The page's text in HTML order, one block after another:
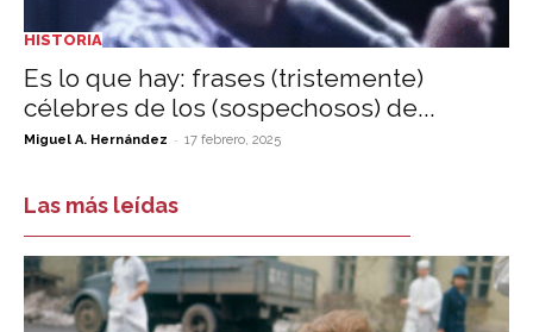
HISTORIA
Es lo que hay: frases (tristemente)
célebres de los (sospechosos) de...
Miguel A. Hernández - 17 febrero, 2025
Las más leídas